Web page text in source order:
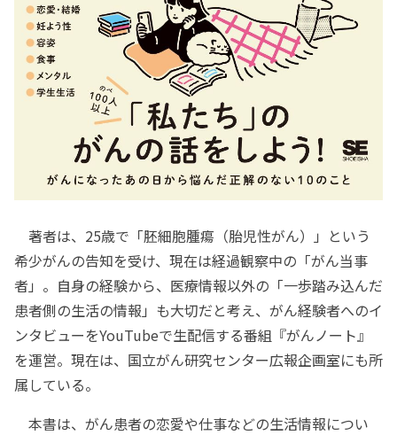
著者は、25歳で「胚細胞腫瘍（胎児性がん）」という
希少がんの告知を受け、現在は経過観察中の「がん当事
者」。自身の経験から、医療情報以外の「一歩踏み込んだ
患者側の生活の情報」も大切だと考え、がん経験者へのイ
ンタビューをYouTubeで生配信する番組『がんノート』
を運営。現在は、国立がん研究センター広報企画室にも所
属している。
本書は、がん患者の恋愛や仕事などの生活情報につい